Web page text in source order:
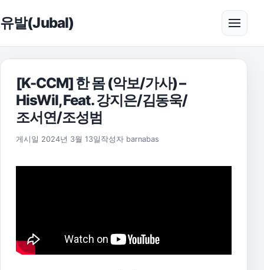
유발(Jubal) 메뉴
[K-CCM] 한 몸 (악보/가사) –
HisWil, Feat. 강지은/김동욱/
조서연/조성범
게시일 2024년 3월 13일 2025년 11월 17일
작성자 barnabas